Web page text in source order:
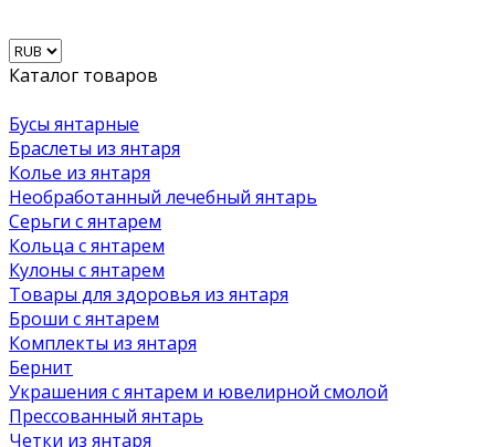
Каталог товаров
Бусы янтарные
Браслеты из янтаря
Колье из янтаря
Необработанный лечебный янтарь
Серьги с янтарем
Кольца с янтарем
Кулоны с янтарем
Товары для здоровья из янтаря
Броши с янтарем
Комплекты из янтаря
Бернит
Украшения с янтарем и ювелирной смолой
Прессованный янтарь
Четки из янтаря